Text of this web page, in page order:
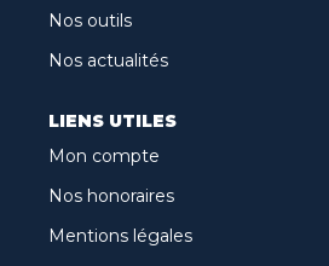
Nos outils
Nos actualités
LIENS UTILES
Mon compte
Nos honoraires
Mentions légales